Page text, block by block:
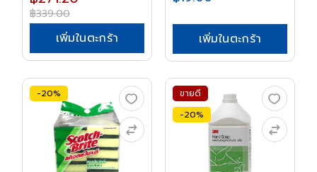
฿339.00
เพิ่มในตะกร้า เพิ่มในตะกร้า
-20%
ขายดี
-20%